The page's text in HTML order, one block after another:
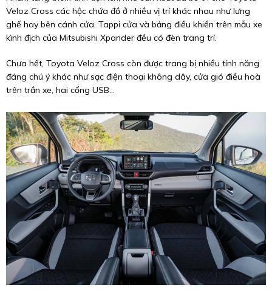
Veloz Cross các hộc chứa đồ ở nhiều vị trí khác nhau như lưng
ghế hay bên cánh cửa. Tappi cửa và bảng điều khiển trên mẫu xe
kình địch của Mitsubishi Xpander đều có đèn trang trí.
Chưa hết, Toyota Veloz Cross còn được trang bị nhiều tính năng
đáng chú ý khác như sạc điện thoại không dây, cửa gió điều hoà
trên trần xe, hai cổng USB…